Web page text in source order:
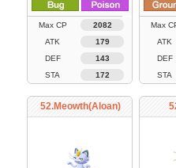
Max CP
2082
ATK
179
DEF
143
STA
172
Max
ATK
DEF
STA
52.Meowth(Aloan)